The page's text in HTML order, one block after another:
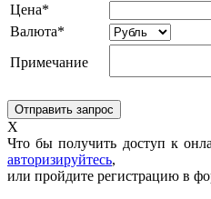
Цена*
Валюта*
Примечание
X
Что бы получить доступ к
авторизируйтесь,
или пройдите регистрацию в